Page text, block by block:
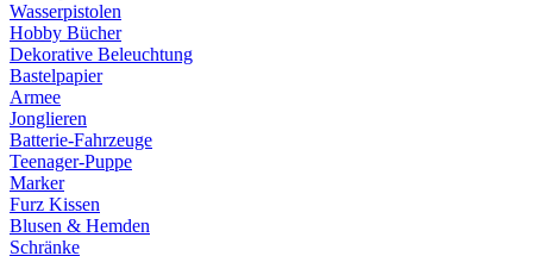
Wasserpistolen
Hobby Bücher
Dekorative Beleuchtung
Bastelpapier
Armee
Jonglieren
Batterie-Fahrzeuge
Teenager-Puppe
Marker
Furz Kissen
Blusen & Hemden
Schränke